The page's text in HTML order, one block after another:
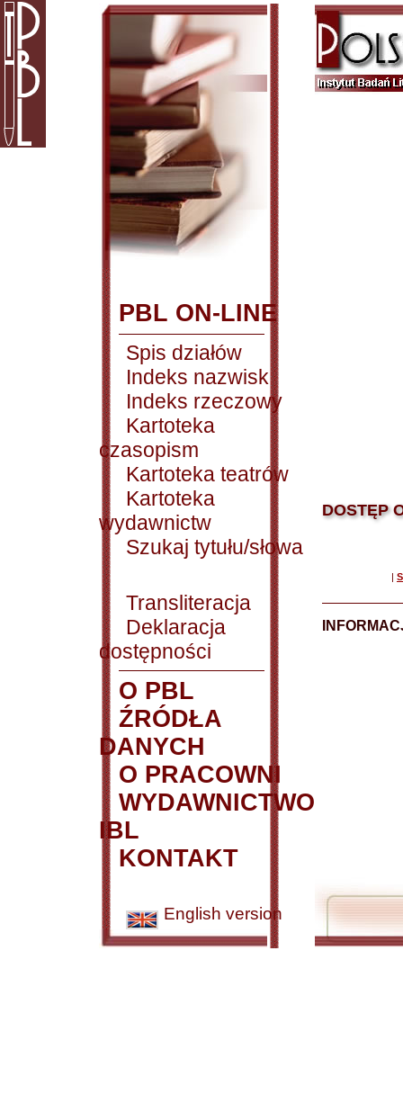
PBL ON-LINE
Spis działów
Indeks nazwisk
Indeks rzeczowy
Kartoteka
czasopism
Kartoteka teatrów
Kartoteka
wydawnictw
Szukaj tytułu/słowa
Transliteracja
Deklaracja
dostępności
O PBL
ŹRÓDŁA
DANYCH
O PRACOWNI
WYDAWNICTWO
IBL
KONTAKT
English version
DOSTĘP
|